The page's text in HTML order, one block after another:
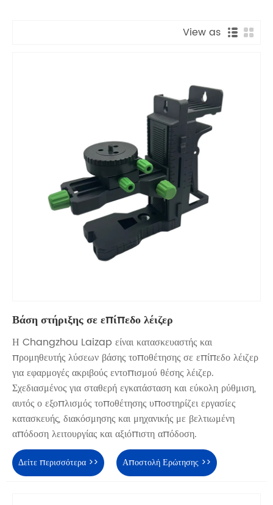
View as
Βάση στήριξης σε επίπεδο λέιζερ
Η Changzhou Laizap είναι κατασκευαστής και
προμηθευτής λύσεων βάσης τοποθέτησης σε επίπεδο λέιζερ
για εφαρμογές ακριβούς εντοπισμού θέσης λέιζερ.
Σχεδιασμένος για σταθερή εγκατάσταση και εύκολη ρύθμιση,
αυτός ο εξοπλισμός τοποθέτησης υποστηρίζει εργασίες
κατασκευής, διακόσμησης και μηχανικής με βελτιωμένη
απόδοση λειτουργίας και αξιόπιστη απόδοση.
Δείτε περισσότερα >> Αποστολή Ερώτησης >>